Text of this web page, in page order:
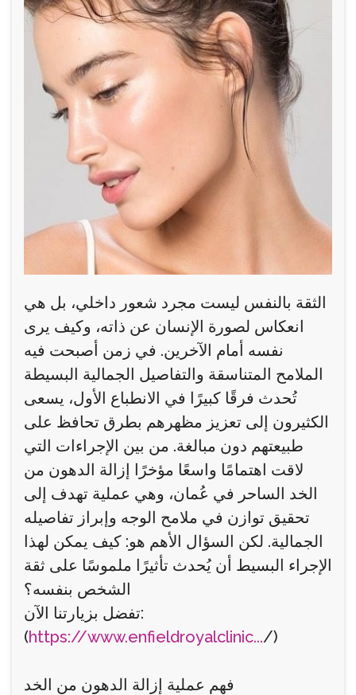
الثقة بالنفس ليست مجرد شعور داخلي، بل هي
انعكاس لصورة الإنسان عن ذاته، وكيف يرى
نفسه أمام الآخرين. في زمن أصبحت فيه
الملامح المتناسقة والتفاصيل الجمالية البسيطة
تُحدث فرقًا كبيرًا في الانطباع الأول، يسعى
الكثيرون إلى تعزيز مظهرهم بطرق تحافظ على
طبيعتهم دون مبالغة. من بين الإجراءات التي
لاقت اهتمامًا واسعًا مؤخرًا إزالة الدهون من
الخد الساحر في عُمان، وهي عملية تهدف إلى
تحقيق توازن في ملامح الوجه وإبراز تفاصيله
الجمالية. لكن السؤال الأهم هو: كيف يمكن لهذا
الإجراء البسيط أن يُحدث تأثيرًا ملموسًا على ثقة
الشخص بنفسه؟
تفضل بزيارتنا الآن:
(https://www.enfieldroyalclinic.../)
فهم عملية إزالة الدهون من الخد